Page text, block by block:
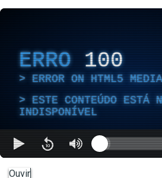
ERRO 100
ERROR ON HTML5
ESTE CONTEÚDO ESTÁ
INDISPONÍVEL
Ouvir